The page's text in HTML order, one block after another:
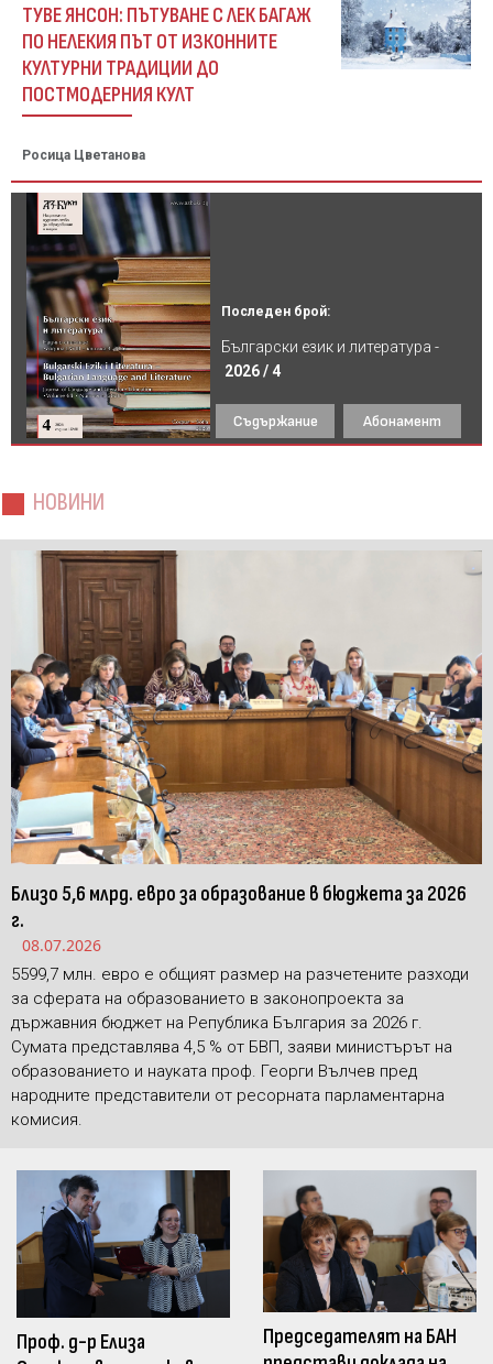
ТУВЕ ЯНСОН: ПЪТУВАНЕ С ЛЕК БАГАЖ
ПО НЕЛЕКИЯ ПЪТ ОТ ИЗКОННИТЕ
КУЛТУРНИ ТРАДИЦИИ ДО
ПОСТМОДЕРНИЯ КУЛТ
Росица Цветанова
Последен брой:
Български език и литература -
2026 / 4
Съдържание Абонамент
НОВИНИ
Близо 5,6 млрд. евро за образование в бюджета за 2026
г.
08.07.2026
5599,7 млн. евро е общият размер на разчетените разходи
за сферата на образованието в законопроекта за
държавния бюджет на Република България за 2026 г.
Сумата представлява 4,5 % от БВП, заяви министърът на
образованието и науката проф. Георги Вълчев пред
народните представители от ресорната парламентарна
комисия.
Проф. д-р Елиза
Председателят на БАН